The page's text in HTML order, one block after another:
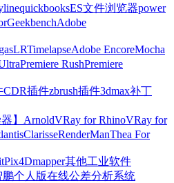
quickbooksES文件浏览器power
GeekbenchAdobe
LRTimelapseAdobe EncoreMocha
Premiere RushPremiere
CDR插件zbrush插件3dmax补丁
】 ArnoldVRay for RhinoVRay for
ClarisseRenderManThea For
Pix4Dmapper其他工业软件
鹏个人版在线公差分析系统